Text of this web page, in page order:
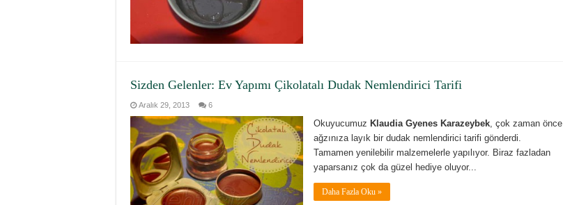
Sizden Gelenler: Ev Yapımı Çikolatalı Dudak Nemlendirici Tarifi
Aralık 29, 2013 6
Okuyucumuz Klaudia Gyenes Karazeybek , çok zaman önce
ağzınıza layık bir dudak nemlendirici tarifi gönderdi.
Tamamen yenilebilir malzemelerle yapılıyor. Biraz fazladan
yaparsanız çok da güzel hediye oluyor...
Daha Fazla Oku »